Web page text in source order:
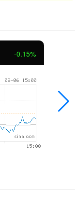
-0.15%